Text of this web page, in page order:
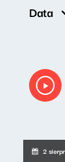
Data
2